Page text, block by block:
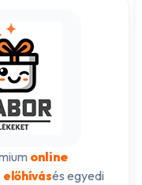
online
és egyedi